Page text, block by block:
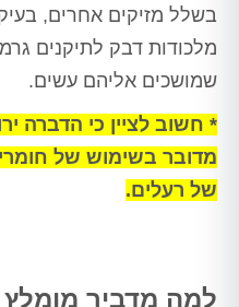
בשלל מזיקים אחרים,
מלכודות דבק לתיקנים
שמושכים אליהם עשים.
* חשוב לציין כי הדברה
מדובר בשימוש של
של רעלים.
למה מדביר מומלץ